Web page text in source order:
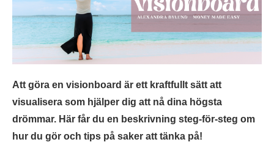
Att göra en visionboard är ett kraftfullt sätt att
visualisera som hjälper dig att nå dina högsta
drömmar. Här får du en beskrivning steg-för-steg om
hur du gör och tips på saker att tänka på!